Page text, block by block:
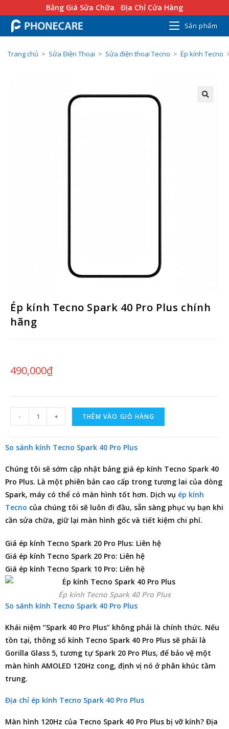
Bảng Giá Sửa Chữa Địa Chỉ Cửa Hàng
Sản phẩm
Trang chủ > Sửa Điện Thoại > Sửa điện thoại Tecno > Ép kính Tecno
Ép kính Tecno Spark 40 Pro Plus chính
hãng
490,000₫
- + THÊM VÀO GIỎ HÀNG
So sánh kính Tecno Spark 40 Pro Plus
Chúng tôi sẽ sớm cập nhật bảng giá ép kính Tecno Spark 40
Pro Plus. Là một phiên bản cao cấp trong tương lai của dòng
Spark, máy có thể có màn hình tốt hơn. Dịch vụ ép kính
Tecno của chúng tôi sẽ luôn đi đầu, sẵn sàng phục vụ bạn khi
cần sửa chữa, giữ lại màn hình gốc và tiết kiệm chi phí.
Giá ép kính Tecno Spark 20 Pro Plus: Liên hệ
Giá ép kính Tecno Spark 20 Pro: Liên hệ
Giá ép kính Tecno Spark 10 Pro: Liên hệ
Ép kính Tecno Spark 40 Pro Plus
So sánh kính Tecno Spark 40 Pro Plus
Khái niệm “Spark 40 Pro Plus” không phải là chính thức. Nếu
tồn tại, thông số kính Tecno Spark 40 Pro Plus sẽ phải là
Gorilla Glass 5, tương tự Spark 20 Pro Plus, để bảo vệ một
màn hình AMOLED 120Hz cong, định vị nó ở phân khúc tầm
trung.
Địa chỉ ép kính Tecno Spark 40 Pro Plus
Màn hình 120Hz của Tecno Spark 40 Pro Plus bị vỡ kính? Địa